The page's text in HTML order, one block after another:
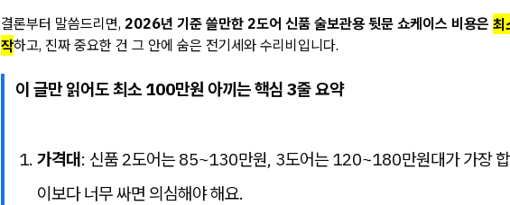
결론부터 말씀드리면, 2026년 기준 쓸만한 2도어 신품 술보관용 뒷문 쇼케이스 비용은 최
작하고, 진짜 중요한 건 그 안에 숨은 전기세와 수리비입니다.
이 글만 읽어도 최소 100만원 아끼는 핵심 3줄 요약
가격대: 신품 2도어는 85~130만원, 3도어는 120~180만원대가 가장
이보다 너무 싸면 의심해야 해요.